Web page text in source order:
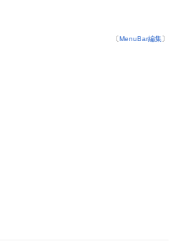
〔MenuBar編集〕